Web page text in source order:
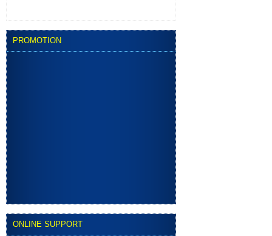
PROMOTION
ONLINE SUPPORT